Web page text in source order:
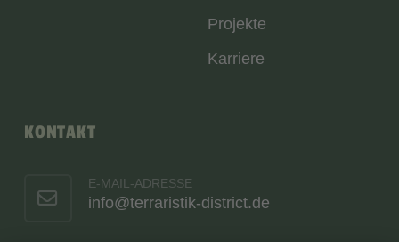
Projekte
Karriere
KONTAKT
E-MAIL-ADRESSE
info@terraristik-district.de